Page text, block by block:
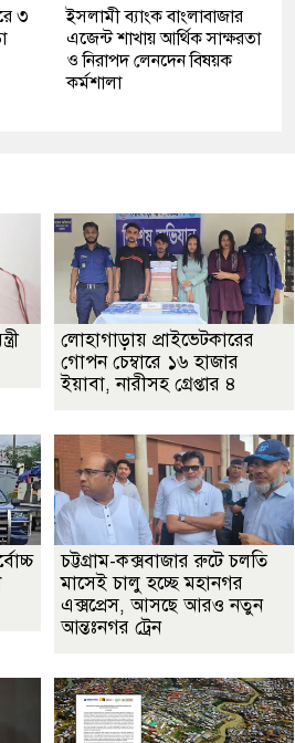
৩
ইসলামী ব্যাংক বাংলাবাজার
এজেন্ট শাখায় আর্থিক সাক্ষরতা
ও নিরাপদ লেনদেন বিষয়ক
কর্মশালা
লোহাগাড়ায় প্রাইভেটকারের
গোপন চেম্বারে ১৬ হাজার
ইয়াবা, নারীসহ গ্রেপ্তার ৪
চট্টগ্রাম-কক্সবাজার রুটে চলতি
মাসেই চালু হচ্ছে মহানগর
এক্সপ্রেস, আসছে আরও নতুন
আন্তঃনগর ট্রেন